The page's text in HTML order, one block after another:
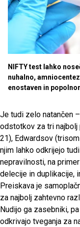
NIFTY test lahko
nuhalno,
enostaven in
Je tudi zelo natančen
odstotkov za tri
21), Edwardsov
njim lahko odkrijejo
nepravilnosti, na
delecije in duplikacije,
Preiskava je
za najbolj zahtevno
Nudijo ga zasebniki,
odkrivajo tveganja za